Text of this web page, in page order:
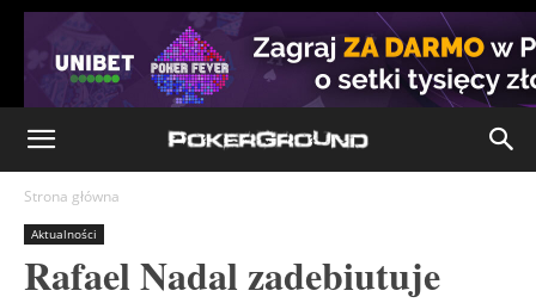
Strona główna
Aktualności
Rafael Nadal zadebiutuje